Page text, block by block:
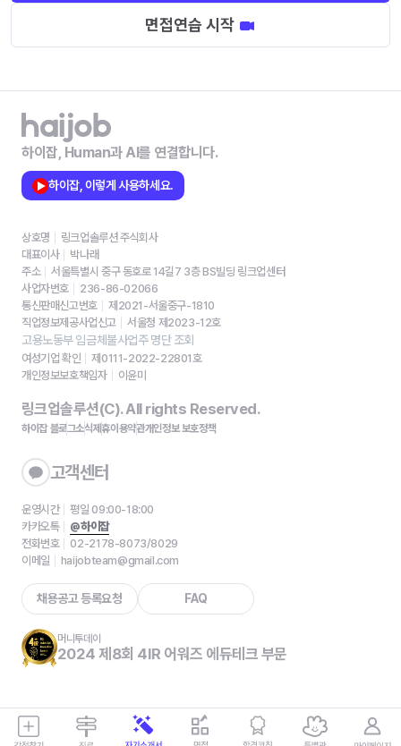
면접연습 시작
하이잡, Human과 AI를 연결합니다.
하이잡, 이렇게 사용하세요.
상호명
링크업솔루션 주식회사
대표이사
박나래
주소
서울특별시 중구 동호로 14길7 3층 BS빌딩 링크업센터
사업자번호
236-86-02066
통신판매신고번호
제2021-서울중구-1810
직업정보제공사업신고
서울청 제2023-12호
고용노동부 임금체불사업주 명단 조회
여성기업 확인
제0111-2022-22801호
개인정보보호책임자
이윤미
링크업솔루션(C). All rights Reserved.
하이잡 블로그소식제휴이용약관개인정보 보호정책
고객센터
운영시간
평일 09:00-18:00
카카오톡
@하이잡
전화번호
02-2178-8073/8029
이메일
haijobteam@gmail.com
채용공고 등록요청 FAQ
머니투데이
2024 제8회 4IR 어워즈 에듀테크 부문